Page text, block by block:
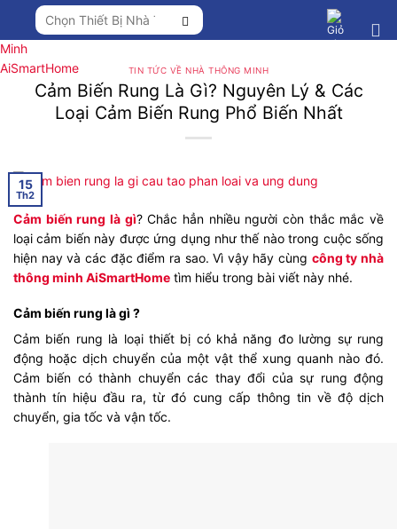
Chuyển
nội
dung
Tìm
kiếm:
TIN TỨC VỀ NHÀ THÔNG MINH
Cảm Biến Rung Là Gì? Nguyên Lý & Các
Loại Cảm Biến Rung Phổ Biến Nhất
15
Th2
Cảm biến rung là gì? Chắc hẳn nhiều người còn thắc mắc về
loại cảm biến này được ứng dụng như thế nào trong cuộc sống
hiện nay và các đặc điểm ra sao. Vì vậy hãy cùng công ty nhà
thông minh AiSmartHome tìm hiểu trong bài viết này nhé.
Cảm biến rung là gì ?
Cảm biến rung là loại thiết bị có khả năng đo lường sự rung
động hoặc dịch chuyển của một vật thể xung quanh nào đó.
Cảm biến có thành chuyển các thay đổi của sự rung động
thành tín hiệu đầu ra, từ đó cung cấp thông tin về độ dịch
chuyển, gia tốc và vận tốc.